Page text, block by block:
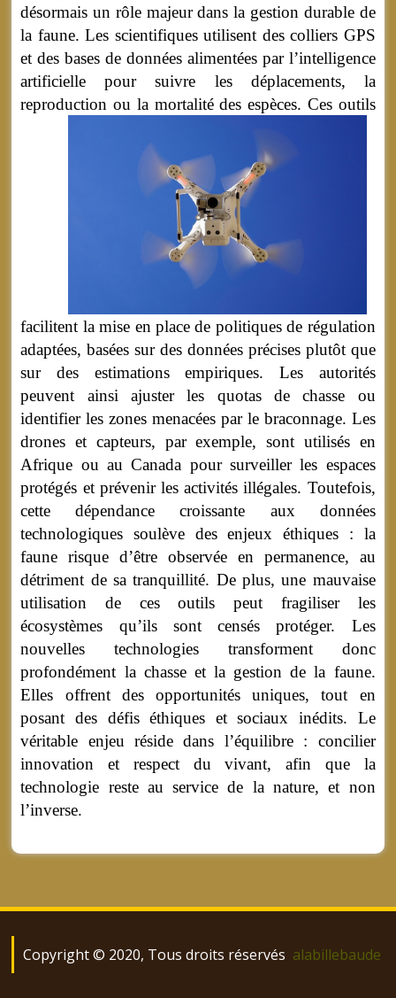
désormais un rôle majeur dans la gestion durable de
la faune. Les scientifiques utilisent des colliers GPS
et des bases de données alimentées par l’intelligence
artificielle pour suivre les déplacements, la
reproduction ou la mortalité des espèces. Ces outils
facilitent la mise en place de politiques de régulation
adaptées, basées sur des données précises plutôt que
sur des estimations empiriques. Les autorités
peuvent ainsi ajuster les quotas de chasse ou
identifier les zones menacées par le braconnage. Les
drones et capteurs, par exemple, sont utilisés en
Afrique ou au Canada pour surveiller les espaces
protégés et prévenir les activités illégales. Toutefois,
cette dépendance croissante aux données
technologiques soulève des enjeux éthiques : la
faune risque d’être observée en permanence, au
détriment de sa tranquillité. De plus, une mauvaise
utilisation de ces outils peut fragiliser les
écosystèmes qu’ils sont censés protéger. Les
nouvelles technologies transforment donc
profondément la chasse et la gestion de la faune.
Elles offrent des opportunités uniques, tout en
posant des défis éthiques et sociaux inédits. Le
véritable enjeu réside dans l’équilibre : concilier
innovation et respect du vivant, afin que la
technologie reste au service de la nature, et non
l’inverse.
Copyright © 2020, Tous droits réservés alabillebaude